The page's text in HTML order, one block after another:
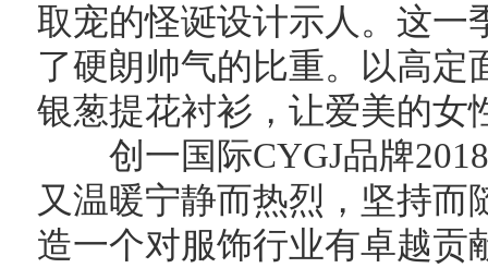
取宠的怪诞设计示人。这一
了硬朗帅气的比重。以高定
银葱提花衬衫，让爱美的女
创一国际CYGJ品牌
又温暖宁静而热烈，坚持
造一个对服饰行业有卓越贡